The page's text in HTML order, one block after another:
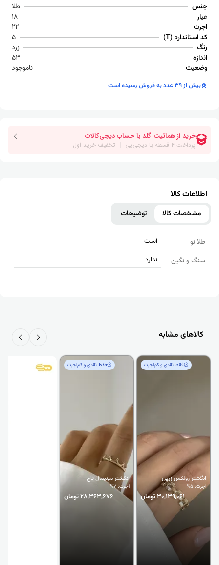
جنس
طلا
عیار
18
اجرت
22
کد استاندارد (T)
5
رنگ
زرد
اندازه
53
وضعیت
ناموجود
بیش از 39 عدد به فروش رسیده است
اطلاعات کالا
مشخصات کالا توضیحات
طلا نو
است
سنگ و نگین
ندارد
کالاهای مشابه
فقط‌ نقدی و کم‌اجرت
انگشتر رولکس زرین
اجرت: 5%
30,139,061 تومان
فقط‌ نقدی و کم‌اجرت
انگشتر مینیمال تاج
اجرت: 7%
28,363,676 تومان